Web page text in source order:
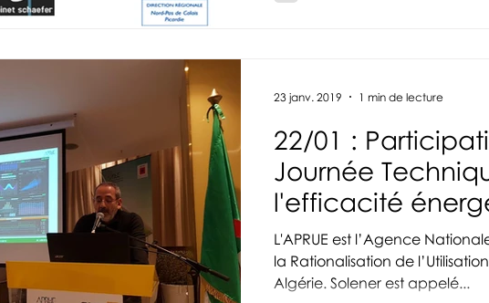
22/01 :
Journée
l'efficacité
l'APRUE à Alger
L'APRUE est l’Agence
la Rationalisation de
Algérie. Solener est appelé...
23 janv. 2019 1 min de lecture